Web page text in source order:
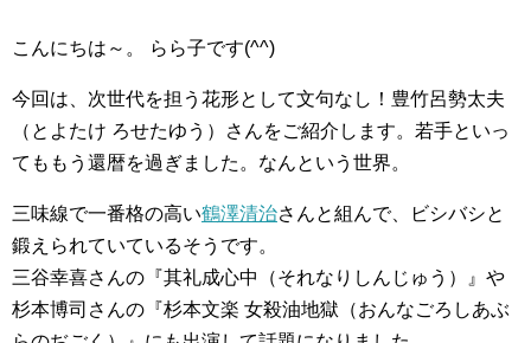
こんにちは～。 らら子です(^^)
今回は、次世代を担う花形として文句なし！豊竹呂勢太夫
（とよたけ ろせたゆう）さんをご紹介します。若手といっ
てももう還暦を過ぎました。なんという世界。
三味線で一番格の高い鶴澤清治さんと組んで、ビシバシと
鍛えられていているそうです。
三谷幸喜さんの『其礼成心中（それなりしんじゅう）』や
杉本博司さんの『杉本文楽 女殺油地獄（おんなごろしあぶ